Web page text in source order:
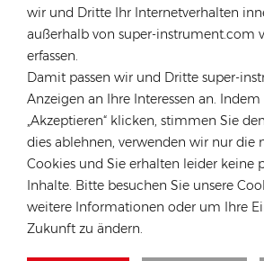
wir und Dritte Ihr Internetverhalten
außerhalb von super-instrument.com
erfassen.
Damit passen wir und Dritte super-
Anzeigen an Ihre Interessen an. Indem
„Akzeptieren“ klicken, stimmen Sie
dies ablehnen, verwenden wir nur die
Cookies und Sie erhalten leider keine
Inhalte. Bitte besuchen Sie unsere
weitere Informationen oder um Ihre
Zukunft zu ändern.
Hongkong
+852 54222219
Email :
hk@rongstar.com
Büro & Lager :39 Kung-Um Road,
Hong Kong
Vietnam
Email : vn@rongstar.com
Büro :102 Phung Van Cung